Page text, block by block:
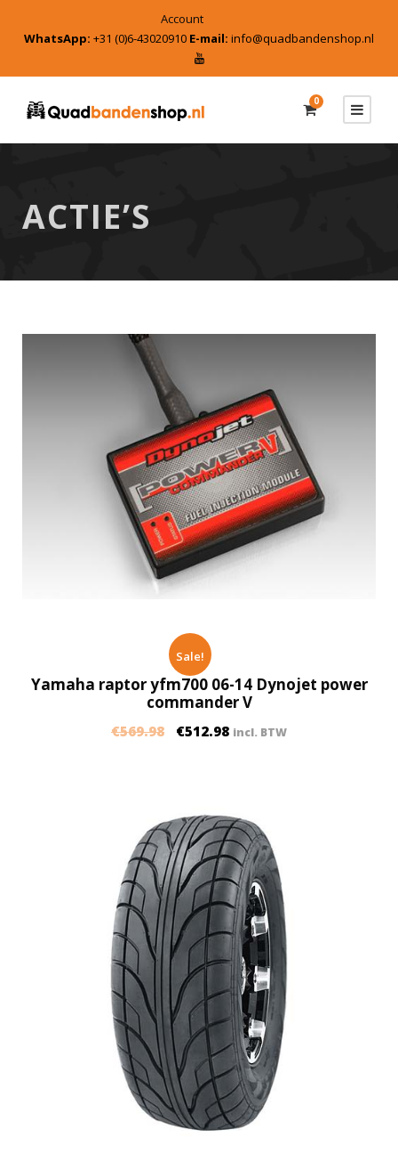
Account
WhatsApp: +31 (0)6-43020910 E-mail: info@quadbandenshop.nl
0
ACTIE’S
Sale!
Yamaha raptor yfm700 06-14 Dynojet power
commander V
€569.98 €512.98 incl. BTW